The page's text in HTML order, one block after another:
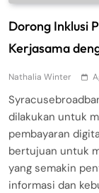
Dorong Inklusi
Kerjasama
Nathalia Winter
dilakukan untuk
pembayaran
bertujuan untuk
yang semakin
informasi dan